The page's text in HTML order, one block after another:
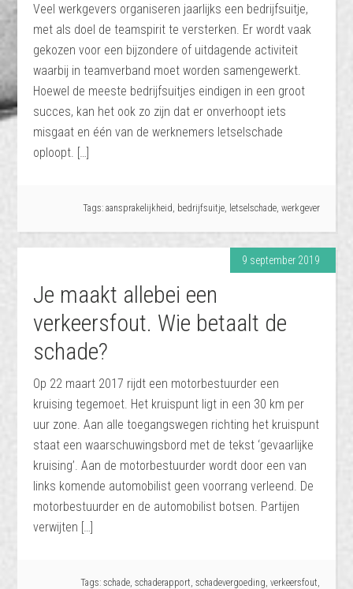
Veel werkgevers organiseren jaarlijks een bedrijfsuitje,
met als doel de teamspirit te versterken. Er wordt vaak
gekozen voor een bijzondere of uitdagende activiteit
waarbij in teamverband moet worden samengewerkt.
Hoewel de meeste bedrijfsuitjes eindigen in een groot
succes, kan het ook zo zijn dat er onverhoopt iets
misgaat en één van de werknemers letselschade
oploopt. […]
Tags: aansprakelijkheid, bedrijfsuitje, letselschade, werkgever
9 september 2019
Je maakt allebei een
verkeersfout. Wie betaalt de
schade?
Op 22 maart 2017 rijdt een motorbestuurder een
kruising tegemoet. Het kruispunt ligt in een 30 km per
uur zone. Aan alle toegangswegen richting het kruispunt
staat een waarschuwingsbord met de tekst ‘gevaarlijke
kruising’. Aan de motorbestuurder wordt door een van
links komende automobilist geen voorrang verleend. De
motorbestuurder en de automobilist botsen. Partijen
verwijten […]
Tags: schade, schaderapport, schadevergoeding, verkeersfout,